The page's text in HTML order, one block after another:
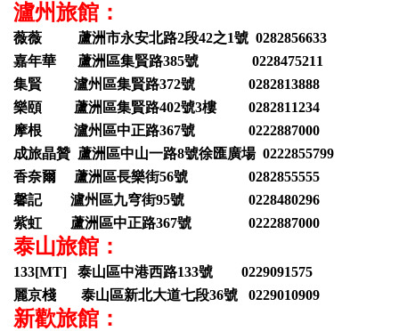
瀘州旅館：
薇薇 蘆洲市永安北路2段42之1號 0282856633
嘉年華 蘆洲區集賢路385號 0228475211
集賢 瀘州區集賢路372號 0282813888
樂頤 蘆洲區集賢路402號3樓 0282811234
摩根 瀘州區中正路367號 0222887000
成旅晶贊 蘆洲區中山一路8號徐匯廣場 0222855799
香奈爾 蘆洲區長樂街56號 0282855555
馨記 瀘州區九穹街95號 0228480296
紫虹 蘆洲區中正路367號 0222887000
泰山旅館：
133[MT] 泰山區中港西路133號 0229091575
麗京棧 泰山區新北大道七段36號 0229010909
新歡旅館：